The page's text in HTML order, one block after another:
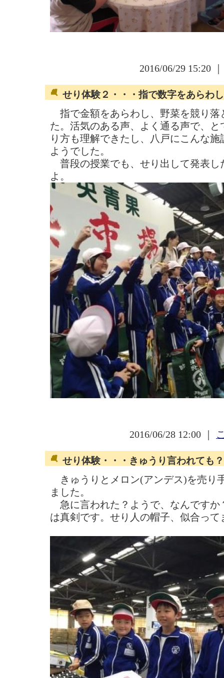
2016/06/29 15:20
せり体験２・・・指で数字をあらわ
指で金額をあらわし、野菜を競り落
た。活気のある声、よく通る声で、
り方も理解できたし、八戸にこんな
ようでした。
普段の授業でも、せり出して発表し
よ。
2016/06/28 12:00 ｜
せり体験・・・きゅうり言われても
きゅうりとメロン(アンデス)を売り
ました。
急に言われた？ようで、なんですか
は真剣です。せり人の帽子、似合って